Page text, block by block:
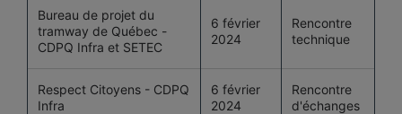
Bureau de projet du
tramway de Québec -
CDPQ Infra et SETEC
6 février
2024
Rencontre
technique
Respect Citoyens - CDPQ
Infra
6 février
2024
Rencontre
d'échanges